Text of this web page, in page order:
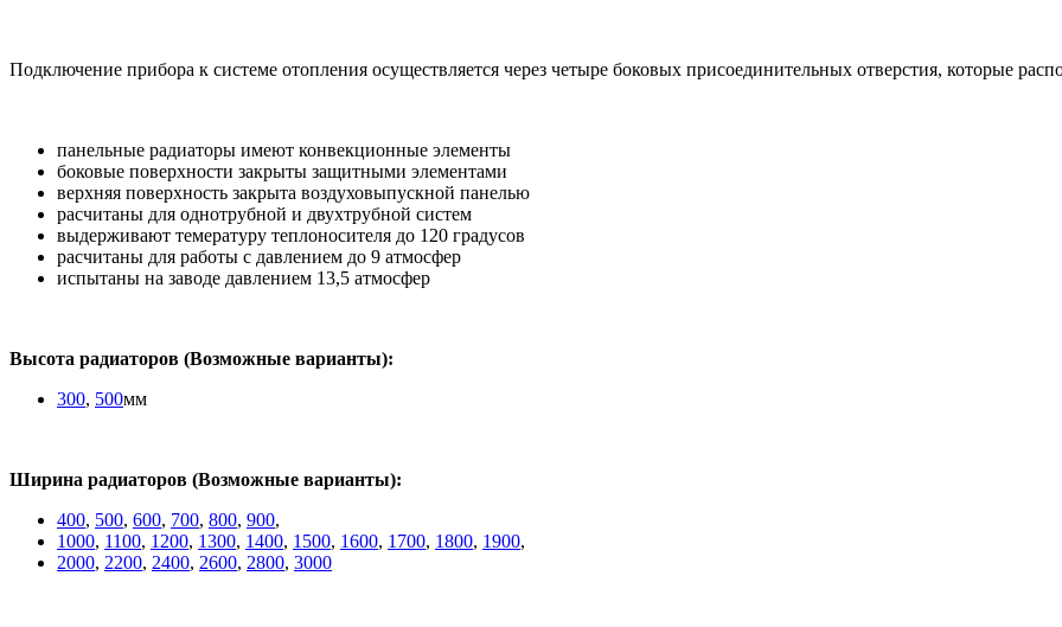
Подключение прибора к системе отопления осуществляется через четыре боковых присоединительных отверстия, которые
панельные радиаторы имеют конвекционные элементы
боковые поверхности закрыты защитными элементами
верхняя поверхность закрыта воздуховыпускной панелью
расчитаны для однотрубной и двухтрубной систем
выдерживают темературу теплоносителя до 120 градусов
расчитаны для работы с давлением до 9 атмосфер
испытаны на заводе давлением 13,5 атмосфер
Высота радиаторов (Возможные варианты):
300, 500мм
Ширина радиаторов (Возможные варианты):
400, 500, 600, 700, 800, 900,
1000, 1100, 1200, 1300, 1400, 1500, 1600, 1700, 1800, 1900,
2000, 2200, 2400, 2600, 2800, 3000